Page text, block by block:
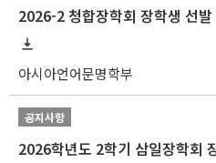
2026-2 청합장학회 장학생 선
아시아언어문명학부
공지사항